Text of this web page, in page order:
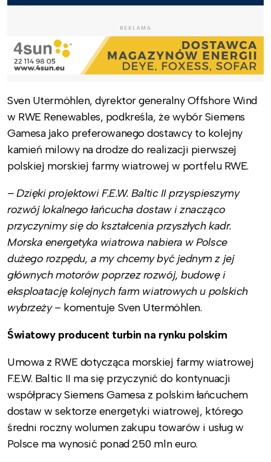
REKLAMA
Sven Utermöhlen, dyrektor generalny Offshore Wind
w RWE Renewables, podkreśla, że wybór Siemens
Gamesa jako preferowanego dostawcy to kolejny
kamień milowy na drodze do realizacji pierwszej
polskiej morskiej farmy wiatrowej w portfelu RWE.
– Dzięki projektowi F.E.W. Baltic II przyspieszymy
rozwój lokalnego łańcucha dostaw i znacząco
przyczynimy się do kształcenia przyszłych kadr.
Morska energetyka wiatrowa nabiera w Polsce
dużego rozpędu, a my chcemy być jednym z jej
głównych motorów poprzez rozwój, budowę i
eksploatację kolejnych farm wiatrowych u polskich
wybrzeży– komentuje Sven Utermöhlen.
Światowy producent turbin na rynku polskim
Umowa z RWE dotycząca morskiej farmy wiatrowej
F.E.W. Baltic II ma się przyczynić do kontynuacji
współpracy Siemens Gamesa z polskim łańcuchem
dostaw w sektorze energetyki wiatrowej, którego
średni roczny wolumen zakupu towarów i usług w
Polsce ma wynosić ponad 250 mln euro.